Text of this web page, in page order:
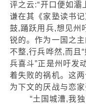
评之云:“开口便如灞
谦在其《家塾读书
鼓,踊跃用兵,想见州
锐的。作为一国之
不整,行兵哗然,而且
兵喜斗”正是州吁发
着失败的祸机。这
为下文的厌战与恋家
“土国城漕,我独